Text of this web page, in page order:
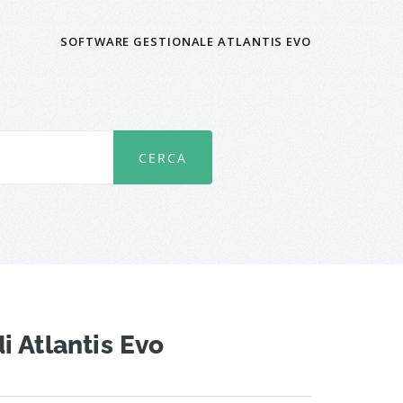
SOFTWARE GESTIONALE ATLANTIS EVO
Atlantis Evo